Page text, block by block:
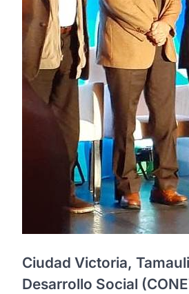
Ciudad Victoria,
Desarrollo Social